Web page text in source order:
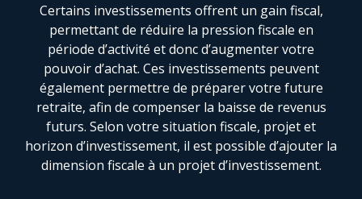
Certains investissements offrent un gain fiscal,
permettant de réduire la pression fiscale en
période d’activité et donc d’augmenter votre
pouvoir d’achat. Ces investissements peuvent
également permettre de préparer votre future
retraite, afin de compenser la baisse de revenus
futurs. Selon votre situation fiscale, projet et
horizon d’investissement, il est possible d’ajouter la
dimension fiscale à un projet d’investissement.